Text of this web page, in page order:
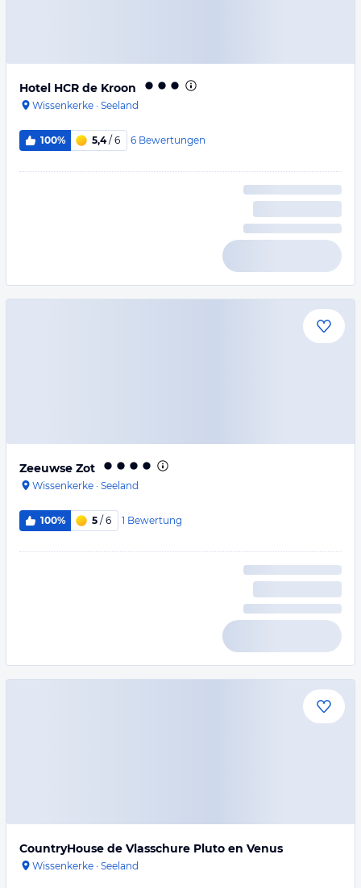
Hotel HCR de Kroon
Wissenkerke · Seeland
100% 5,4/ 6 6 Bewertungen
Zeeuwse Zot
Wissenkerke · Seeland
100% 5 / 6 1 Bewertung
CountryHouse de Vlasschure Pluto en Venus
Wissenkerke · Seeland